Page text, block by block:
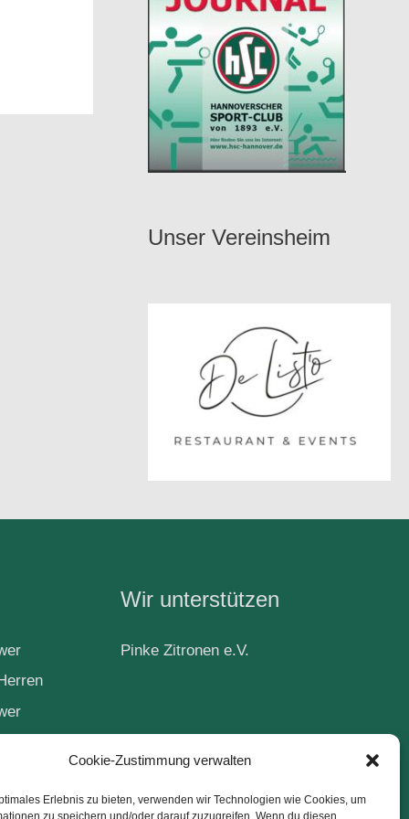
Cookie-Zustimmung verwalten
Erlebnis zu bieten, verwenden wir Technologien wie Cookies, um
zu speichern und/oder darauf zuzugreifen. Wenn du diesen
Unser Vereinsheim
Wir unterstützen
Pinke Zitronen e.V.